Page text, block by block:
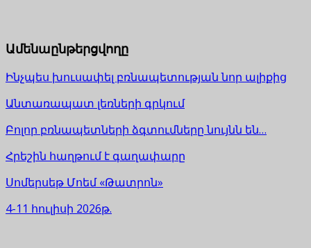
Ամենաընթերցվողը
Ինչպես խուսափել բռնապետության նոր ալիքից
Անտառապատ լեռների գրկում
Բոլոր բռնապետների ձգտումները նույնն են…
Հրեշին հաղթում է գաղափարը
Սոմերսեթ Մոեմ «Թատրոն»
4-11 հուլիսի 2026թ.